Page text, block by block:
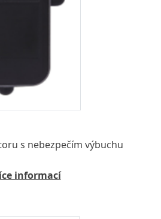
s nebezpečím výbuchu
informací